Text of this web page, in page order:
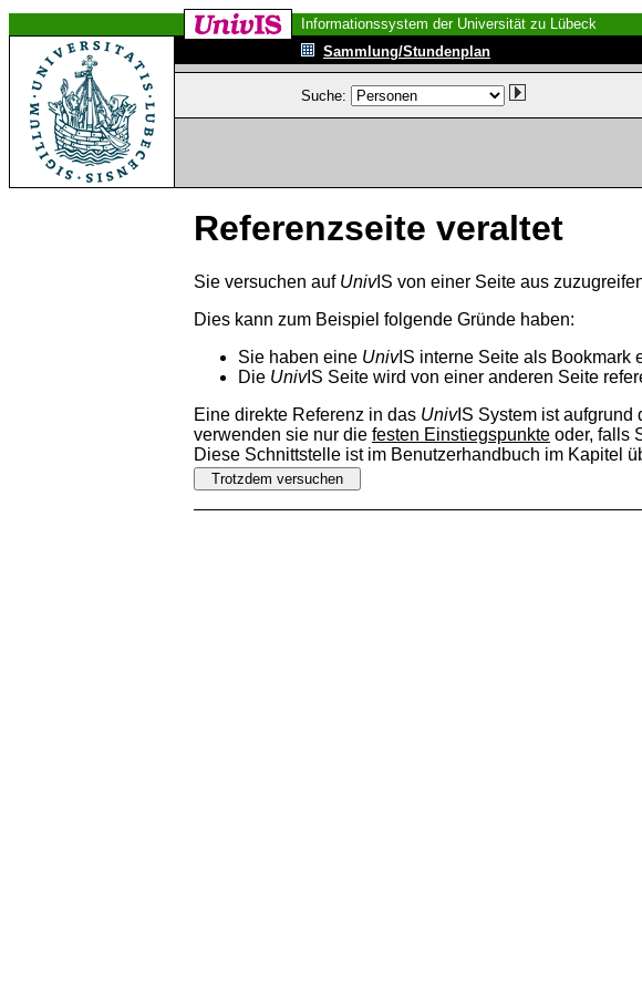
Informationssystem der Universität zu Lübeck
Sammlung/Stundenplan
Suche:
Referenzseite veraltet
Sie versuchen auf UnivIS von einer Seite aus
Dies kann zum Beispiel folgende Gründe haben:
Sie haben eine UnivIS interne Seite als Bookmark
Die UnivIS Seite wird von einer anderen Seite
Eine direkte Referenz in das UnivIS System ist aufgrund
verwenden sie nur die festen Einstiegspunkte oder, falls
Diese Schnittstelle ist im Benutzerhandbuch im Kapitel